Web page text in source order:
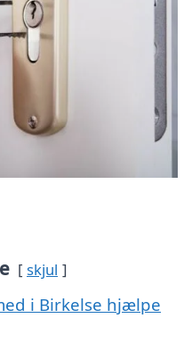
skjul
i Birkelse hjælpe